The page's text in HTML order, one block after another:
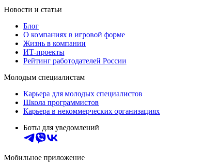
Новости и статьи
Блог
О компаниях в игровой форме
Жизнь в компании
ИТ-проекты
Рейтинг работодателей России
Молодым специалистам
Карьера для молодых специалистов
Школа программистов
Карьера в некоммерческих организациях
Боты для уведомлений
Мобильное приложение